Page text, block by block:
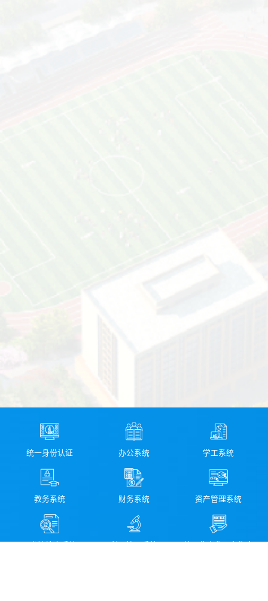
统一身份认证 办公系统 学工系统
教务系统 财务系统 资产管理系统